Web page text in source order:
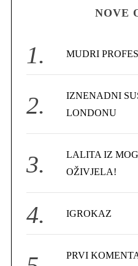
o
NOVE
MUDRI
IZNENADNI
LONDONU
LALITA IZ
OŽIVJELA!
IGROKAZ
PRVI